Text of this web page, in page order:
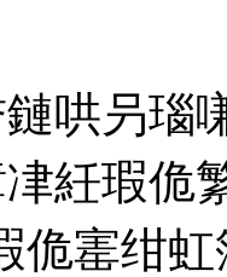
哄叧瑙
紝瑕佹
佹寚绀